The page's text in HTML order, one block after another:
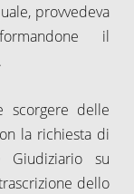
provvedeva
il
scorgere delle
la richiesta di
Giudiziario su
dello